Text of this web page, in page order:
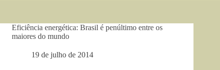
Eficiência energética: Brasil é penúltimo entre os
maiores do mundo
19 de julho de 2014